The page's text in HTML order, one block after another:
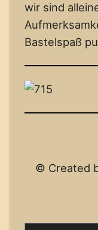
wir sind
Bastelspaß
©️ Created